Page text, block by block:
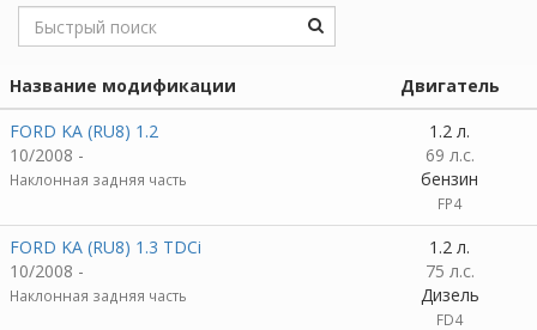
Название модификации
Двигатель
FORD KA (RU8) 1.2
10/2008 -
Наклонная задняя часть
1.2 л.
69 л.с.
бензин
FP4
FORD KA (RU8) 1.3 TDCi
10/2008 -
Наклонная задняя часть
1.2 л.
75 л.с.
Дизель
FD4